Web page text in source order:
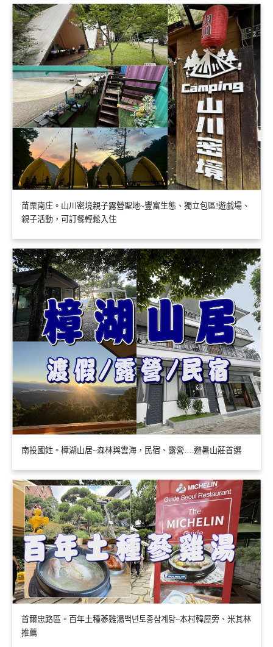
苗栗南庄。山川密境親子露營聖地~豐富生態、獨立包區!遊戲場、
親子活動，可訂餐輕鬆入住
南投國姓。樟湖山居~森林與雲海，民宿、露營….避暑山莊首選
首爾忠路區。百年土種蔘雞湯백년토종삼계탕~本村韓屋旁、米其林
推薦